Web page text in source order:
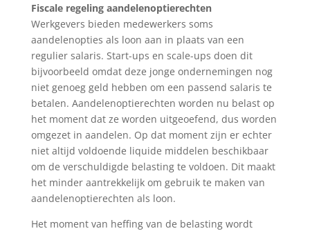
Fiscale regeling aandelenoptierechten
Werkgevers bieden medewerkers soms
aandelenopties als loon aan in plaats van een
regulier salaris. Start-ups en scale-ups doen dit
bijvoorbeeld omdat deze jonge ondernemingen nog
niet genoeg geld hebben om een passend salaris te
betalen. Aandelenoptierechten worden nu belast op
het moment dat ze worden uitgeoefend, dus worden
omgezet in aandelen. Op dat moment zijn er echter
niet altijd voldoende liquide middelen beschikbaar
om de verschuldigde belasting te voldoen. Dit maakt
het minder aantrekkelijk om gebruik te maken van
aandelenoptierechten als loon.
Het moment van heffing van de belasting wordt